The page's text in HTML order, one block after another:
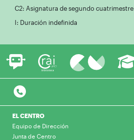
C2: Asignatura de segundo cuatrimestre
I: Duración indefinida
EL CENTRO
Equipo de Dirección
Junta de Centro